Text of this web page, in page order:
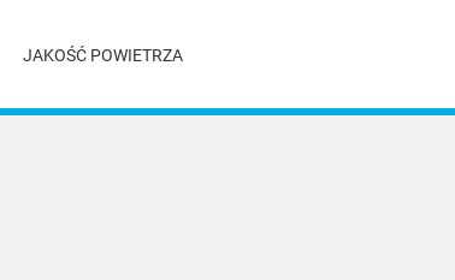
JAKOŚĆ POWIETRZA